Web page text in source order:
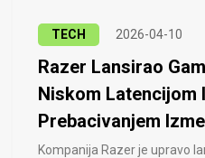
TECH 2026-04-10
Razer Lansirao
Niskom Latencijom
Prebacivanjem
Kompanija Razer je upravo